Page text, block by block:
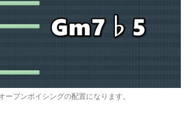
ープンボイシングの配置になります。